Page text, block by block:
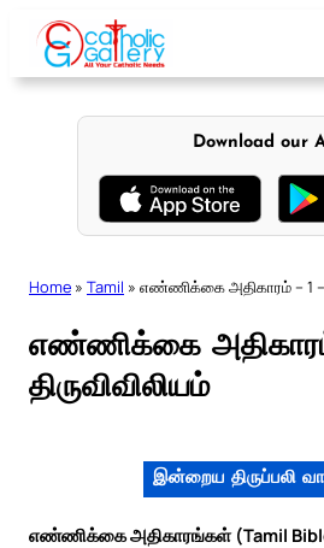
content
Download our
Home » Tamil » எண்ணிக்கை அதிகாரம் – 1 –
எண்ணிக்கை
திருவிவிலியம்
இன்றைய திருப்பலி
எண்ணிக்கை அதிகாரங்கள் (Tamil